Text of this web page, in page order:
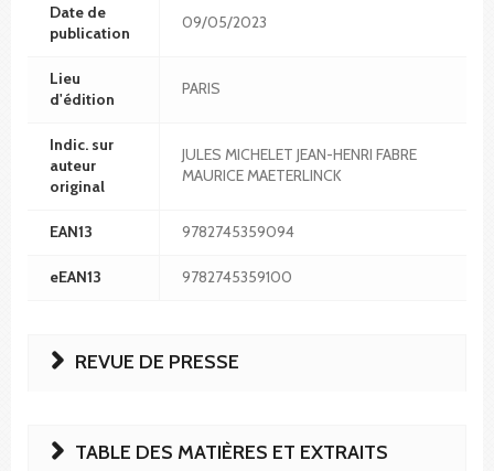
Date de
publication
09/05/2023
Lieu
d'édition
PARIS
Indic. sur
auteur
original
JULES MICHELET JEAN-HENRI FABRE
MAURICE MAETERLINCK
EAN13 9782745359094
eEAN13 9782745359100
REVUE DE PRESSE
TABLE DES MATIÈRES ET EXTRAITS